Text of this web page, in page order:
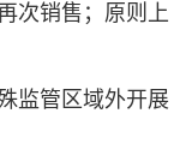
次销售；原则上
监管区域外开展